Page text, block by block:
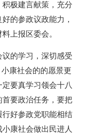
极建言献策，充分
的参政议政能力，
上报区委会。
的学习，深切感受
康社会的的愿景更
要真学习领会十八
要政治任务，要把
好参政党职能相结
康社会做出民进人